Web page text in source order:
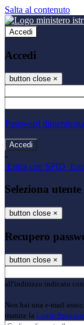
Salta al contenuto
Accedi
Accedi
button close ×
Password
-
Entra con SPID
Seleziona utente
button close ×
Recupero
button close ×
all'indirizzo indicato
Non hai una e-mail
tramite la Login